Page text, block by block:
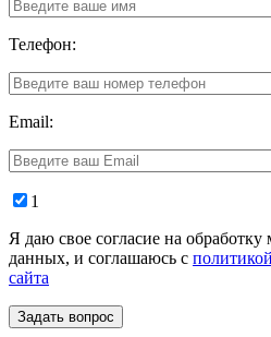
Телефон:
Email:
1
Я даю свое согласие на
данных, и соглашаюсь с
сайта
Задать вопрос